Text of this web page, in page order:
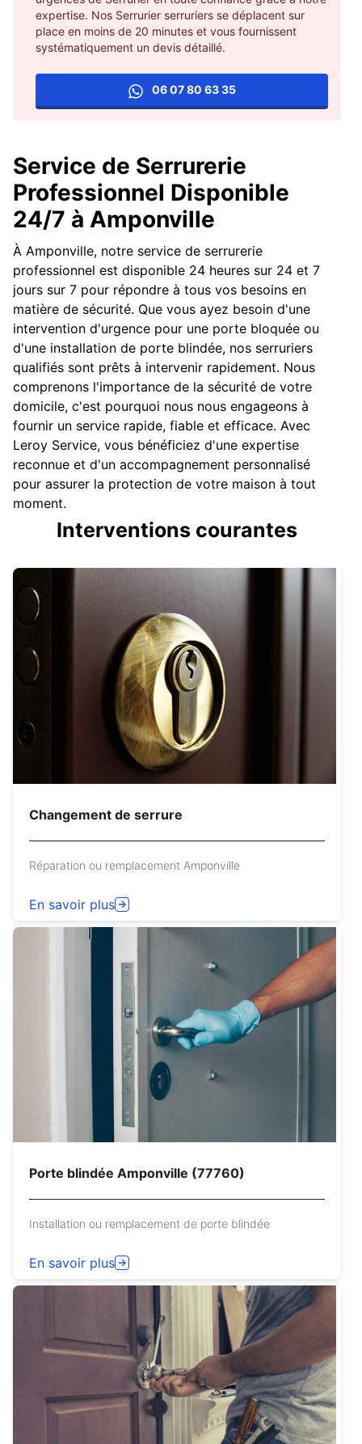
expertise. Nos Serrurier serruriers se déplacent sur
place en moins de 20 minutes et vous fournissent
systématiquement un devis détaillé.
06 07 80 63 35
Service de Serrurerie
Professionnel Disponible
24/7 à Amponville
À Amponville, notre service de serrurerie
professionnel est disponible 24 heures sur 24 et 7
jours sur 7 pour répondre à tous vos besoins en
matière de sécurité. Que vous ayez besoin d'une
intervention d'urgence pour une porte bloquée ou
d'une installation de porte blindée, nos serruriers
qualifiés sont prêts à intervenir rapidement. Nous
comprenons l'importance de la sécurité de votre
domicile, c'est pourquoi nous nous engageons à
fournir un service rapide, fiable et efficace. Avec
Leroy Service, vous bénéficiez d'une expertise
reconnue et d'un accompagnement personnalisé
pour assurer la protection de votre maison à tout
moment.
Interventions courantes
Changement de serrure
Réparation ou remplacement Amponville
En savoir plus
Porte blindée Amponville (77760)
Installation ou remplacement de porte blindée
En savoir plus